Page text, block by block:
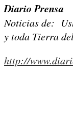
Diario Prensa
Noticias de:
y toda Tierra
http://